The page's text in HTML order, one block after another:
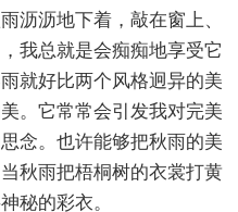
沥沥地下着，敲在窗上、
我总就是会痴痴地享受它
就好比两个风格迥异的美
。它常常会引发我对完美
念。也许能够把秋雨的美
秋雨把梧桐树的衣裳打黄
秘的彩衣。